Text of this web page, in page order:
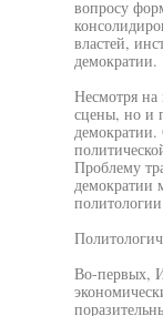
вопросу
властей,
демократии.
Несмотря на
сцены, но и
демократии.
Проблему
демократии
Во-первых,